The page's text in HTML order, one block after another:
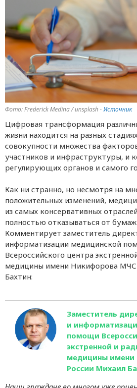
Фото: Frederick Medina / unsplash -Источник
Цифровая трансформация
жизни находится на разных
совокупности множества
участников и инфраструктуры, и
регулирующих органов и самого
Как ни странно, но несмотря на
положительных изменений,
из самых консервативных
полностью отказываться от
Комментирует заместитель
информатизации медицинской
Всероссийского центра
медицины имени Никифорова МЧС
Бахтин:
Заместитель
и
помощи
экстренной и
медицины
России Михаил